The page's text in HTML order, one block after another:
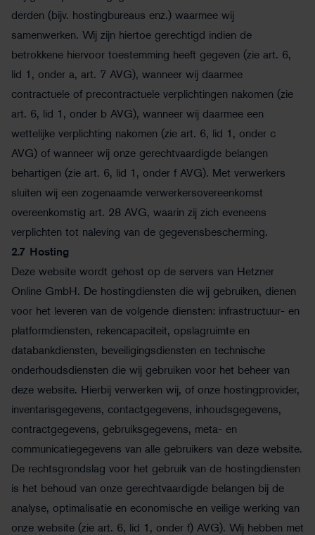
derden (bijv. hostingbureaus enz.) waarmee wij
samenwerken. Wij zijn hiertoe gerechtigd indien de
betrokkene hiervoor toestemming heeft gegeven (zie art. 6,
lid 1, onder a, art. 7 AVG), wanneer wij daarmee
contractuele of precontractuele verplichtingen nakomen (zie
art. 6, lid 1, onder b AVG), wanneer wij daarmee een
wettelijke verplichting nakomen (zie art. 6, lid 1, onder c
AVG) of wanneer wij onze gerechtvaardigde belangen
behartigen (zie art. 6, lid 1, onder f AVG). Met verwerkers
sluiten wij een zogenaamde verwerkersovereenkomst
overeenkomstig art. 28 AVG, waarin zij zich eveneens
verplichten tot naleving van de gegevensbescherming.
2.7
Hosting
Deze website wordt gehost op de servers van Hetzner
Online GmbH. De hostingdiensten die wij gebruiken, dienen
voor het leveren van de volgende diensten: infrastructuur- en
platformdiensten, rekencapaciteit, opslagruimte en
databankdiensten, beveiligingsdiensten en technische
onderhoudsdiensten die wij gebruiken voor het beheer van
deze website. Hierbij verwerken wij, of onze hostingprovider,
inventarisgegevens, contactgegevens, inhoudsgegevens,
contractgegevens, gebruiksgegevens, meta- en
communicatiegegevens van alle gebruikers van deze website.
De rechtsgrondslag voor het gebruik van de hostingdiensten
is het behoud van onze gerechtvaardigde belangen bij de
analyse, optimalisatie en economische en veilige werking van
onze website (zie art. 6, lid 1, onder f) AVG). Wij hebben met